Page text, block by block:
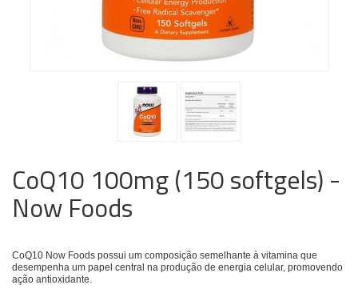
CoQ10 100mg (150 softgels) -
Now Foods
CoQ10 Now Foods possui um composição semelhante à vitamina que
desempenha um papel central na produção de energia celular, promovendo
ação antioxidante.